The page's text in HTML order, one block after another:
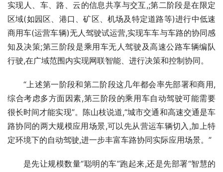
实现人、车、路、云的信息共享与交互,;第二阶段是在限定
区域(如园区、港口、矿区、机场及特定道路等)进行中低速
商用车(运营车辆)无人驾驶试运营,实现车车与车路的协同感
知及决策;第三阶段是乘用车无人驾驶及高速公路车辆编队
行驶,在广域范围内实现网联智能、进行决策和控制协同。
“上述第一阶段和第二阶段这几年都会率先部署和商用,
综合考虑多方面因素,第三阶段的乘用车自动驾驶可能需要
很长时间才能实现”。陈山枝说道,“城市交通和高速交通是车
路协同的两大规模应用场景,可以先从营运车辆切入,加上特
定环境下的自动驾驶,进一步丰富车路协同实际应用场景。”
是先让规模数量“聪明的车”跑起来,还是先部署“智慧的